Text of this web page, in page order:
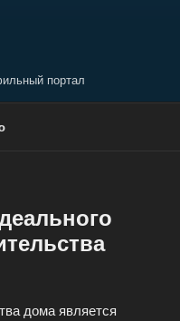
портал
дома является